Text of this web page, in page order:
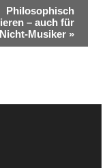
Philosophisch
– auch für
Nicht-Musiker »